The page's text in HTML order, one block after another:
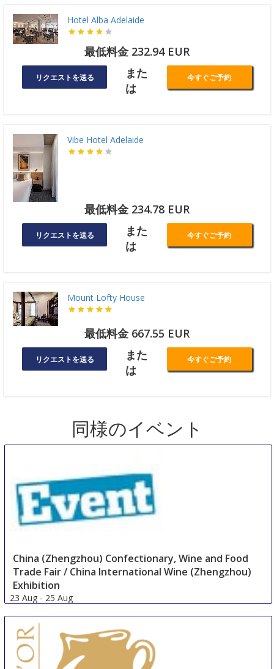
Hotel Alba Adelaide
最低料金 232.94 EUR
リクエストを送る
また
は
今すぐご予約
Vibe Hotel Adelaide
最低料金 234.78 EUR
リクエストを送る
また
は
今すぐご予約
Mount Lofty House
最低料金 667.55 EUR
リクエストを送る
また
は
今すぐご予約
同様のイベント
China (Zhengzhou) Confectionary, Wine and Food
Trade Fair / China International Wine (Zhengzhou)
Exhibition
23 Aug - 25 Aug